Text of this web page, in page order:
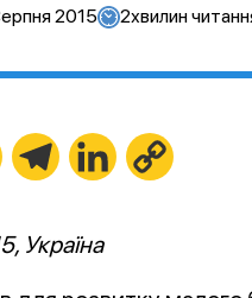
2015 2хвилин
FacebookTelegramLinkedIn
Україна